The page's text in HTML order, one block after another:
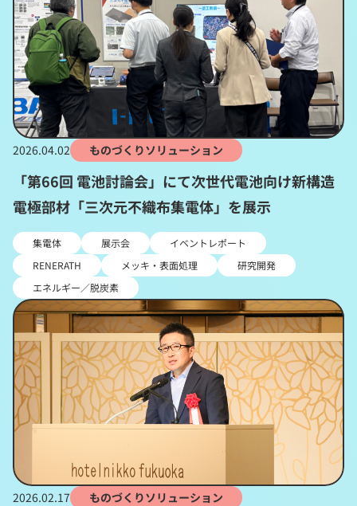
2026.04.02 ものづくりソリューション
「第66回 電池討論会」にて次世代電池向け新構造
電極部材「三次元不織布集電体」を展示
集電体 展示会
イベントレポート
RENERATH
メッキ・表面処理
研究開発
エネルギー／脱炭素
2026.02.17 ものづくりソリューション